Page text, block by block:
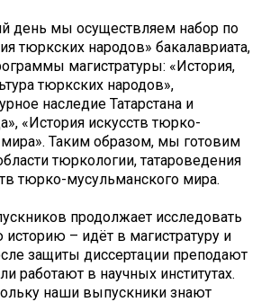
день мы осуществляем набор по
тюркских народов» бакалавриата,
магистратуры: «История,
тюркских народов»,
наследие Татарстана и
«История искусств тюрко-
Таким образом, мы готовим
тюркологии, татароведения
тюрко-мусульманского мира.
продолжает исследовать
– идёт в магистратуру и
защиты диссертации преподают
работают в научных институтах.
наши выпускники знают